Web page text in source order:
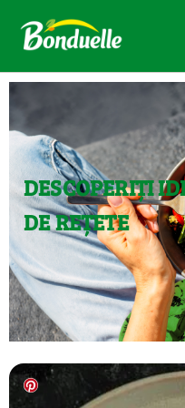
DESCOPERIȚI
DE REȚETE